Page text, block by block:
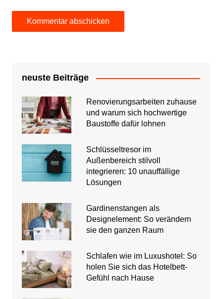
neuste Beiträge
Renovierungsarbeiten zuhause
und warum sich hochwertige
Baustoffe dafür lohnen
Schlüsseltresor im
Außenbereich stilvoll
integrieren: 10 unauffällige
Lösungen
Gardinenstangen als
Designelement: So verändern
sie den ganzen Raum
Schlafen wie im Luxushotel: So
holen Sie sich das Hotelbett-
Gefühl nach Hause